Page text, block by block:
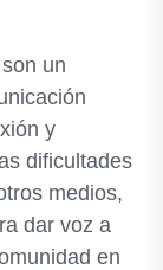
un
y
dificultades
medios,
dar voz a
en